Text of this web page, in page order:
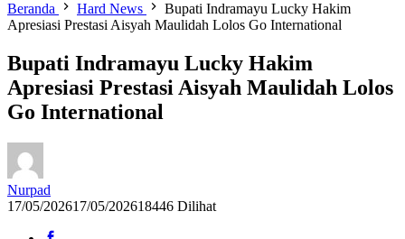
Beranda
Hard News
Bupati Indramayu Lucky Hakim
Apresiasi Prestasi Aisyah Maulidah Lolos Go International
Bupati Indramayu Lucky Hakim
Apresiasi Prestasi Aisyah Maulidah Lolos
Go International
Nurpad
17/05/202617/05/202618446 Dilihat